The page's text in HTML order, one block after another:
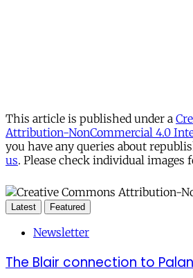
This article is published under a
Attribution-NonCommercial 4.0
you have any queries about
us. Please check individual images
Latest Featured
Newsletter
The Blair connection to